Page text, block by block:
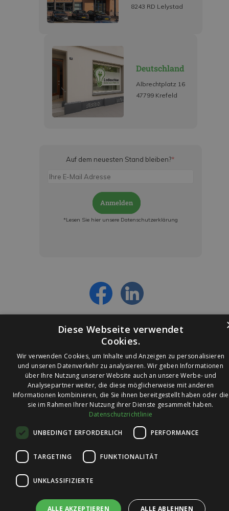
8243 RD Lelystad
Deutschland
Albrechtplatz 16
47799 Krefeld
Auf dem neuesten Stand bleiben?*
Anmelden
*Lesen Sie hier unsere Datenschutzerklärung
© 2026 Ledleuchtendiscounter.de
auf
Trusted Shops
Diese Webseite verwendet
Cookies.
Wir verwenden Cookies, um Inhalte und Anzeigen zu personalisieren
und unseren Datenverkehr zu analysieren. Wir geben Informationen
über Ihre Nutzung unserer Website auch an unsere Werbe- und
Analysepartner weiter, die diese möglicherweise mit anderen
Informationen kombinieren, die Sie ihnen bereitgestellt haben oder die
sie im Rahmen Ihrer Nutzung ihrer Dienste gesammelt haben.
Datenschutzrichtlinie
UNBEDINGT ERFORDERLICH PERFORMANCE
TARGETING FUNKTIONALITÄT
UNKLASSIFIZIERTE
ALLE AKZEPTIEREN ALLE ABLEHNEN